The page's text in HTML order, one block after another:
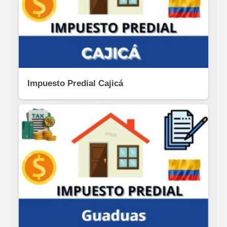
Impuesto Predial Cajicá